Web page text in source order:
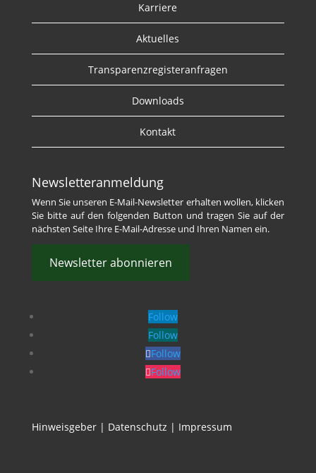
Karriere
Aktuelles
Transparenzregisteranfragen
Downloads
Kontakt
Newsletteranmeldung
Wenn Sie unseren E-Mail-Newsletter erhalten wollen, klicken
Sie bitte auf den folgenden Button und tragen Sie auf der
nächsten Seite Ihre E-Mail-Adresse und Ihren Namen ein.
Newsletter abonnieren
Follow
Follow
Follow
Follow
Hinweisgeber| Datenschutz | Impressum